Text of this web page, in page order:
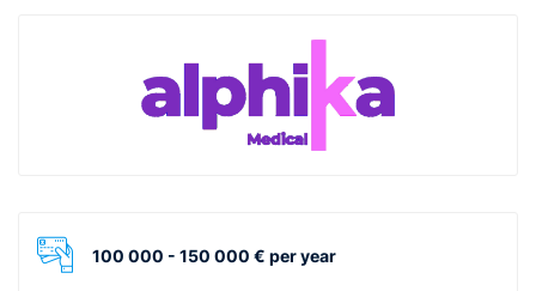
100 000 - 150 000 € per year